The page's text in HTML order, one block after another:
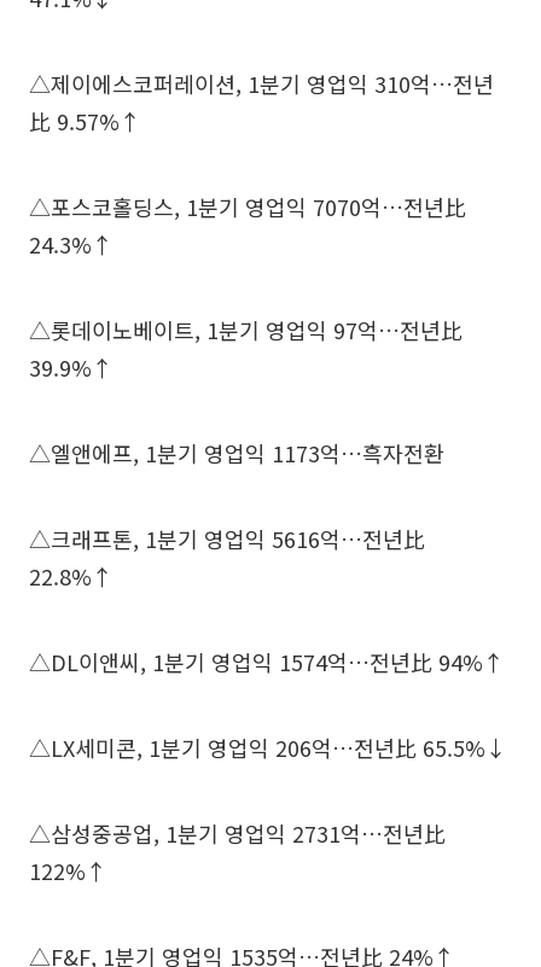
△제이에스코퍼레이션, 1분기 영업익 310억…전년
比 9.57%↑
△포스코홀딩스, 1분기 영업익 7070억…전년比
24.3%↑
△롯데이노베이트, 1분기 영업익 97억…전년比
39.9%↑
△엘앤에프, 1분기 영업익 1173억…흑자전환
△크래프톤, 1분기 영업익 5616억…전년比
22.8%↑
△DL이앤씨, 1분기 영업익 1574억…전년比 94%↑
△LX세미콘, 1분기 영업익 206억…전년比 65.5%↓
△삼성중공업, 1분기 영업익 2731억…전년比
122%↑
△F&F, 1분기 영업익 1535억…전년比 24%↑